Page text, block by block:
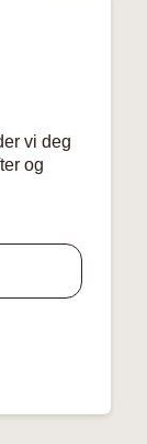
vi deg
og